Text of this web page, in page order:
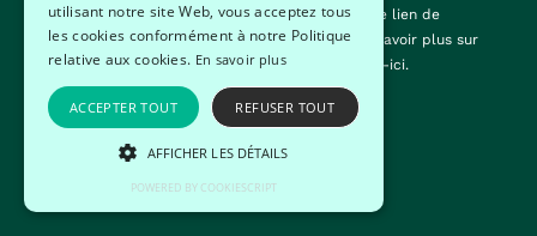
Vous pouvez vous désabonner à tout moment via le lien de
désincription figurant dans la newsletter. Pour en savoir plus sur
notre politique de protection des données,
cliquez-ici.
Une entreprise du groupe
utilisant notre site Web, vous acceptez tous
les cookies conformément à notre Politique
relative aux cookies. En savoir plus
ACCEPTER TOUT REFUSER TOUT
AFFICHER LES DÉTAILS
POWERED BY COOKIESCRIPT